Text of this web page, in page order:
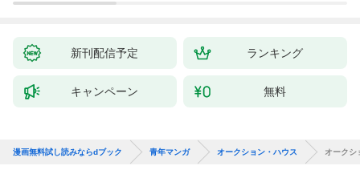
新刊配信予定 ランキング
キャンペーン 無料
漫画無料試し読みならdブック 青年マンガ オークション・ハウス オーク